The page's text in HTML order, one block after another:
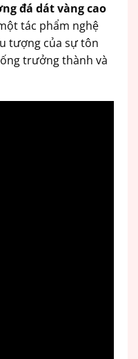
đá dát vàng cao
tác phẩm nghệ
tượng của sự tôn
trưởng thành và